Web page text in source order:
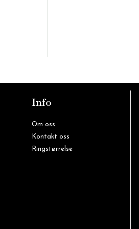
Info
Om oss
Kontakt oss
Ringstørrelse